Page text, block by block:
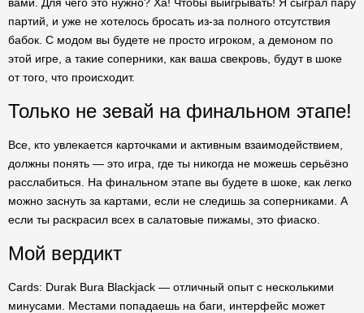
партий, и уже не хотелось бросать из-за полного отсутствия
бабок. С модом вы будете не просто игроком, а демоном по
этой игре, а такие соперники, как ваша свекровь, будут в шоке
от того, что происходит.
Только не зевай на финальном этапе!
Все, кто увлекается карточками и активным взаимодействием,
должны понять — это игра, где ты никогда не можешь серьёзно
расслабиться. На финальном этапе вы будете в шоке, как легко
можно заснуть за картами, если не следишь за соперниками. А
если ты раскрасил всех в салатовые пижамы, это фиаско.
Мой вердикт
Cards: Durak Bura Blackjack — отличный опыт с несколькими
минусами. Местами попадаешь на баги, интерфейс может